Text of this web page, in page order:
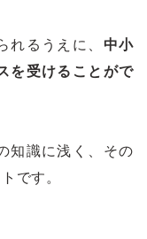
れるうえに、 中小
を受けることがで
知識に浅く、その
です。